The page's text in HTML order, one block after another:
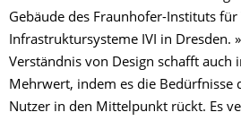
Gebäude des Fraunhofer-Instituts für
Infrastruktursysteme IVI in Dresden.
Verständnis von Design schafft auch
Mehrwert, indem es die Bedürfnisse
Nutzer in den Mittelpunkt rückt. Es